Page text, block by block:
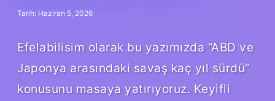
Tarih: Haziran 5, 2026
Efelabilisim olarak bu yazımızda “ABD ve
Japonya arasındaki savaş kaç yıl sürdü”
konusunu masaya yatırıyoruz. Keyifli